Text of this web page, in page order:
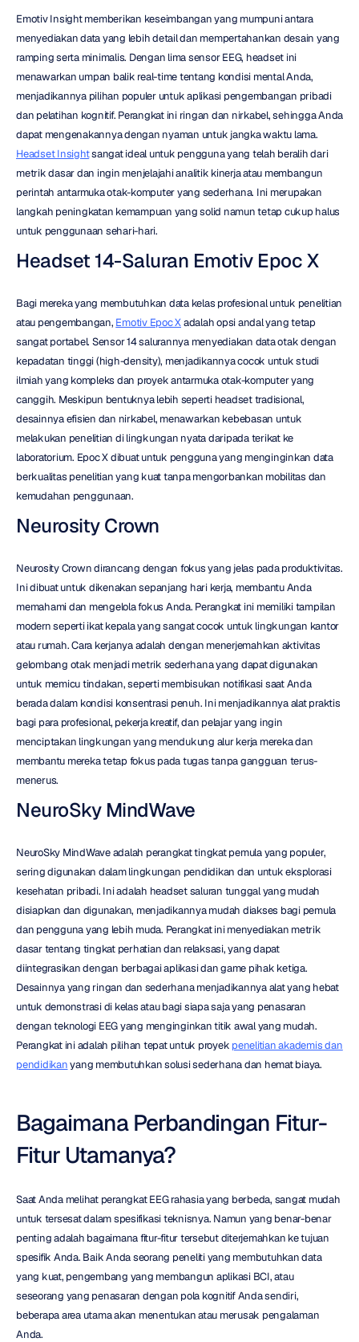
Emotiv Insight memberikan keseimbangan yang mumpuni antara
menyediakan data yang lebih detail dan mempertahankan desain yang
ramping serta minimalis. Dengan lima sensor EEG, headset ini
menawarkan umpan balik real-time tentang kondisi mental Anda,
menjadikannya pilihan populer untuk aplikasi pengembangan pribadi
dan pelatihan kognitif. Perangkat ini ringan dan nirkabel, sehingga Anda
Headset Insight sangat ideal untuk pengguna yang telah beralih dari
metrik dasar dan ingin menjelajahi analitik kinerja atau membangun
perintah antarmuka otak-komputer yang sederhana. Ini merupakan
langkah peningkatan kemampuan yang solid namun tetap cukup halus
untuk penggunaan sehari-hari.
Headset 14-Saluran Emotiv Epoc X
Bagi mereka yang membutuhkan data kelas profesional untuk penelitian
atau pengembangan, Emotiv Epoc X adalah opsi andal yang tetap
sangat portabel. Sensor 14 salurannya menyediakan data otak dengan
kepadatan tinggi (high-density), menjadikannya cocok untuk studi
ilmiah yang kompleks dan proyek antarmuka otak-komputer yang
canggih. Meskipun bentuknya lebih seperti headset tradisional,
desainnya efisien dan nirkabel, menawarkan kebebasan untuk
melakukan penelitian di lingkungan nyata daripada terikat ke
laboratorium. Epoc X dibuat untuk pengguna yang menginginkan data
berkualitas penelitian yang kuat tanpa mengorbankan mobilitas dan
kemudahan penggunaan.
Neurosity Crown
Neurosity Crown dirancang dengan fokus yang jelas pada produktivitas.
Ini dibuat untuk dikenakan sepanjang hari kerja, membantu Anda
memahami dan mengelola fokus Anda. Perangkat ini memiliki tampilan
modern seperti ikat kepala yang sangat cocok untuk lingkungan kantor
atau rumah. Cara kerjanya adalah dengan menerjemahkan aktivitas
gelombang otak menjadi metrik sederhana yang dapat digunakan
untuk memicu tindakan, seperti membisukan notifikasi saat Anda
berada dalam kondisi konsentrasi penuh. Ini menjadikannya alat praktis
bagi para profesional, pekerja kreatif, dan pelajar yang ingin
menciptakan lingkungan yang mendukung alur kerja mereka dan
membantu mereka tetap fokus pada tugas tanpa gangguan terus-
menerus.
NeuroSky MindWave
NeuroSky MindWave adalah perangkat tingkat pemula yang populer,
sering digunakan dalam lingkungan pendidikan dan untuk eksplorasi
kesehatan pribadi. Ini adalah headset saluran tunggal yang mudah
disiapkan dan digunakan, menjadikannya mudah diakses bagi pemula
dan pengguna yang lebih muda. Perangkat ini menyediakan metrik
dasar tentang tingkat perhatian dan relaksasi, yang dapat
diintegrasikan dengan berbagai aplikasi dan game pihak ketiga.
Desainnya yang ringan dan sederhana menjadikannya alat yang hebat
untuk demonstrasi di kelas atau bagi siapa saja yang penasaran
dengan teknologi EEG yang menginginkan titik awal yang mudah.
Perangkat ini adalah pilihan tepat untuk proyek penelitian akademis dan
pendidikan yang membutuhkan solusi sederhana dan hemat biaya.
Bagaimana Perbandingan Fitur-
Fitur Utamanya?
Saat Anda melihat perangkat EEG rahasia yang berbeda, sangat mudah
untuk tersesat dalam spesifikasi teknisnya. Namun yang benar-benar
penting adalah bagaimana fitur-fitur tersebut diterjemahkan ke tujuan
spesifik Anda. Baik Anda seorang peneliti yang membutuhkan data
yang kuat, pengembang yang membangun aplikasi BCI, atau
seseorang yang penasaran dengan pola kognitif Anda sendiri,
beberapa area utama akan menentukan atau merusak pengalaman
Anda.